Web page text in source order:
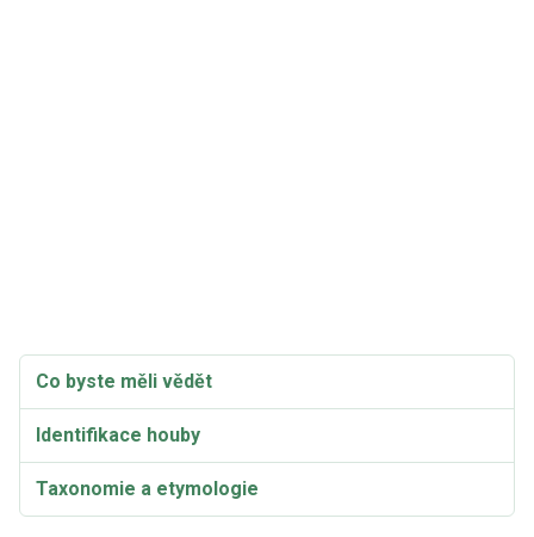
Co byste měli vědět
Identifikace houby
Taxonomie a etymologie